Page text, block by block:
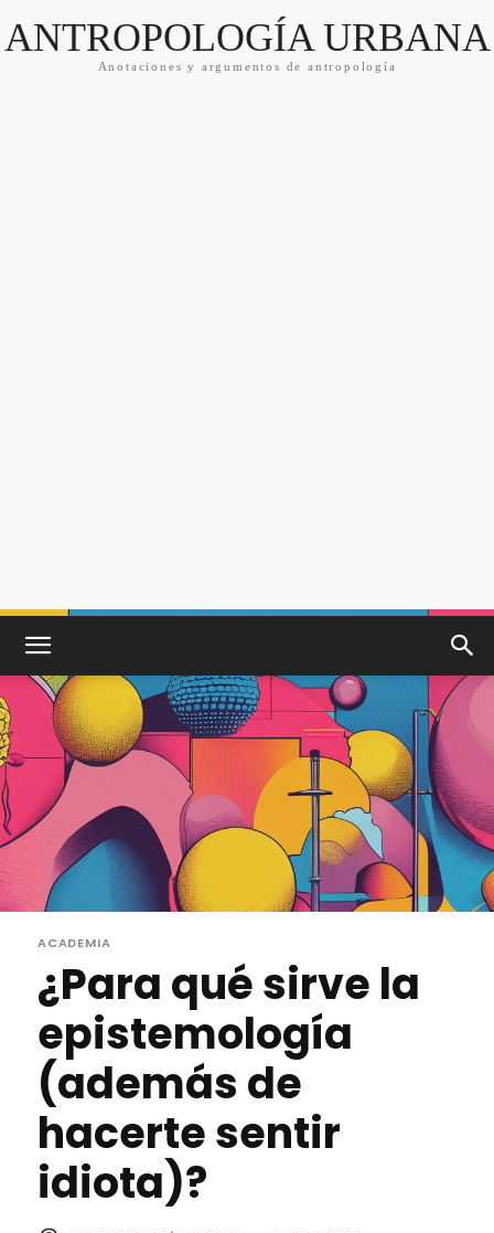
ANTROPOLOGÍA URBANA
Anotaciones y argumentos de antropología
ACADEMIA
¿Para qué sirve la
epistemología
(además de
hacerte sentir
idiota)?